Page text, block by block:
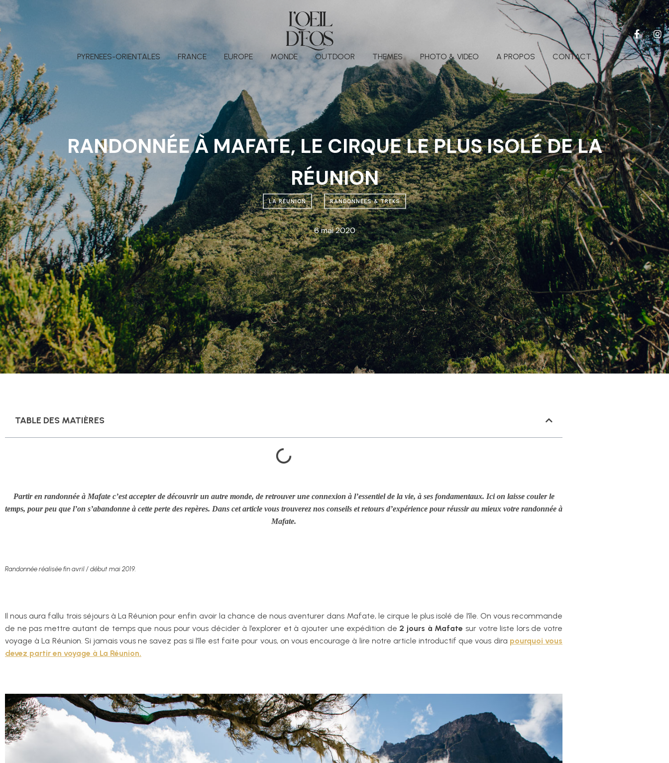
PYRENEES-ORIENTALES FRANCE EUROPE MONDE OUTDOOR THEMES PHOTO & VIDEO A PROPOS CONTACT
RANDONNÉE À MAFATE, LE CIRQUE LE PLUS ISOLÉ DE LA
RÉUNION
LA RÉUNION RANDONNÉES & TREKS
6 mai 2020
TABLE DES MATIÈRES
Partir en randonnée à Mafate c’est accepter de découvrir un autre monde, de retrouver une connexion à l’essentiel de la vie, à ses fondamentaux. Ici on laisse couler le
temps, pour peu que l’on s’abandonne à cette perte des repères. Dans cet article vous trouverez nos conseils et retours d’expérience pour réussir au mieux votre randonnée à
Mafate.
Randonnée réalisée fin avril / début mai 2019.
Il nous aura fallu trois séjours à La Réunion pour enfin avoir la chance de nous aventurer dans Mafate, le cirque le plus isolé de l’île. On vous recommande
de ne pas mettre autant de temps que nous pour vous décider à l’explorer et à ajouter une expédition de 2 jours à Mafate sur votre liste lors de votre
voyage à La Réunion. Si jamais vous ne savez pas si l’île est faite pour vous, on vous encourage à lire notre article introductif que vous dira pourquoi vous
devez partir en voyage à La Réunion.